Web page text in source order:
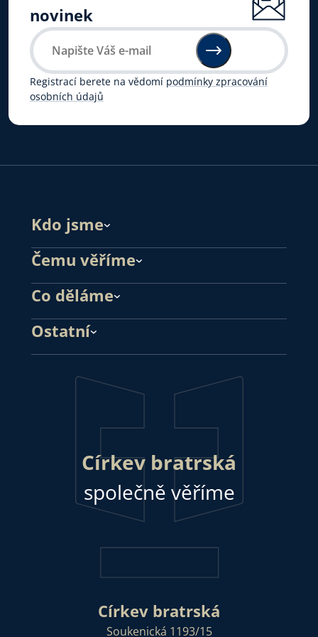
novinek
Registrací berete na vědomí podmínky zpracování
osobních údajů
Kdo jsme
Čemu věříme
Co děláme
Ostatní
Církev bratrská
společně věříme
Církev bratrská
Soukenická 1193/15